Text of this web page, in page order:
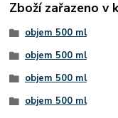
Zboží zařazeno v
objem 500 ml
objem 500 ml
objem 500 ml
objem 500 ml